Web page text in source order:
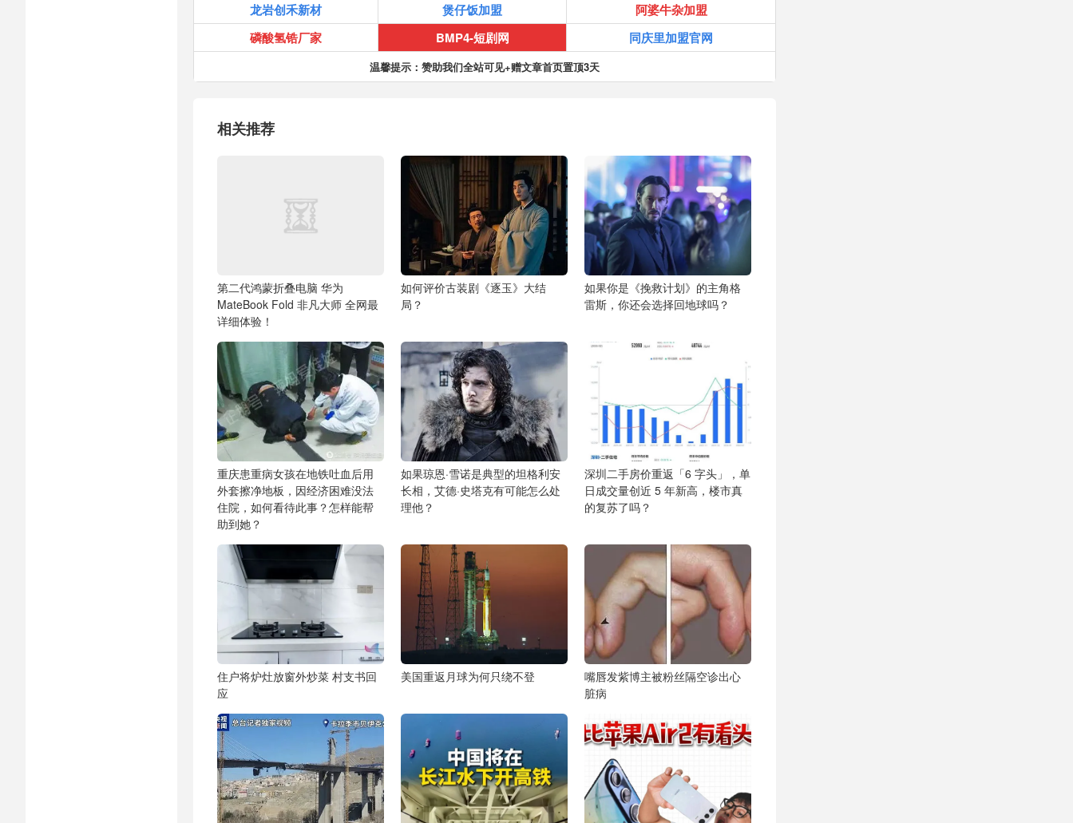
龙岩创禾新材 煲仔饭加盟
阿婆牛杂加盟
磷酸氢锆厂家
BMP4-短剧网 同庆里加盟官网
温馨提示：赞助我们全站可见+赠文章首页置顶3天
相关推荐
第二代鸿蒙折叠电脑 华为
MateBook Fold 非凡大师 全网最
详细体验！
如何评价古装剧《逐玉》大结
局？
如果你是《挽救计划》的主角格
雷斯，你还会选择回地球吗？
重庆患重病女孩在地铁吐血后用
外套擦净地板，因经济困难没法
住院，如何看待此事？怎样能帮
助到她？
如果琼恩·雪诺是典型的坦格利安
长相，艾德·史塔克有可能怎么处
理他？
深圳二手房价重返「6 字头」，单
日成交量创近 5 年新高，楼市真
的复苏了吗？
住户将炉灶放窗外炒菜 村支书回
应
美国重返月球为何只绕不登
嘴唇发紫博主被粉丝隔空诊出心
脏病